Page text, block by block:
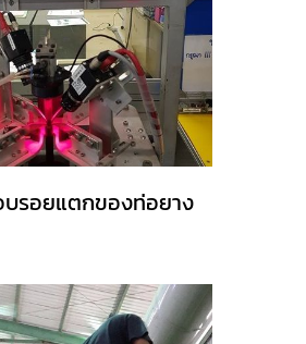
รอยแตกของท่อยาง